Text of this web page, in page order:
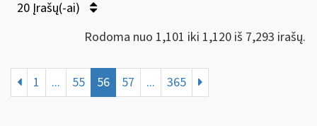
20 Įrašų(-ai)
Rodoma nuo 1,101 iki 1,120 iš 7,293 irašų.
1 ... 55 56 57 ... 365